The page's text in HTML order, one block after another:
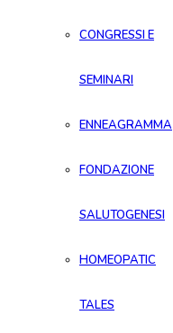
CONGRESSI E
SEMINARI
ENNEAGRAMMA
FONDAZIONE
SALUTOGENESI
HOMEOPATIC
TALES